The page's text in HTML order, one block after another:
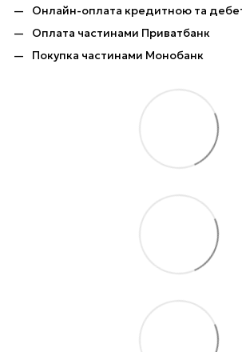
Онлайн-оплата кредитною та
Оплата частинами Приватбанк
Покупка частинами Монобанк